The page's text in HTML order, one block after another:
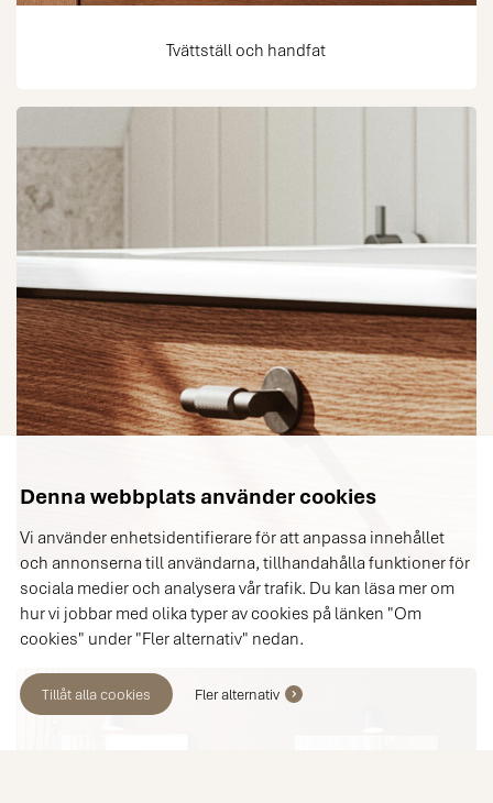
Denna webbplats använder cookies
Vi använder enhetsidentifierare för att anpassa innehållet
och annonserna till användarna, tillhandahålla funktioner för
sociala medier och analysera vår trafik. Du kan läsa mer om
hur vi jobbar med olika typer av cookies på länken "Om
cookies" under "Fler alternativ" nedan.
Tillåt alla cookies Fler alternativ
Tvättställ och handfat
Handtag